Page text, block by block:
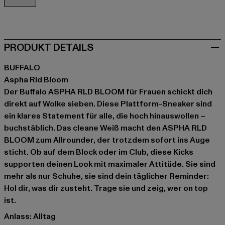
PRODUKT DETAILS
BUFFALO
Aspha Rld Bloom
Der Buffalo ASPHA RLD BLOOM für Frauen schickt dich
direkt auf Wolke sieben. Diese Plattform-Sneaker sind
ein klares Statement für alle, die hoch hinauswollen –
buchstäblich. Das cleane Weiß macht den ASPHA RLD
BLOOM zum Allrounder, der trotzdem sofort ins Auge
sticht. Ob auf dem Block oder im Club, diese Kicks
supporten deinen Look mit maximaler Attitüde. Sie sind
mehr als nur Schuhe, sie sind dein täglicher Reminder:
Hol dir, was dir zusteht. Trage sie und zeig, wer on top
ist.
Anlass: Alltag